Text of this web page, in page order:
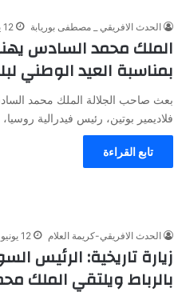
الحدث الافريقي _ مصطفى بوريابة 12 يونيو، 2025
الملك محمد السادس
بمناسبة العيد الوطني
بعث صاحب الجلالة الملك محمد
فلاديمير بوتين، رئيس فيدرالية
تابع القراءة
الحدث الافريقي-كريمة العلام 12 يونيو، 2025
زيارة تاريخية: الرئيس
بالرباط ويلتقي الملك